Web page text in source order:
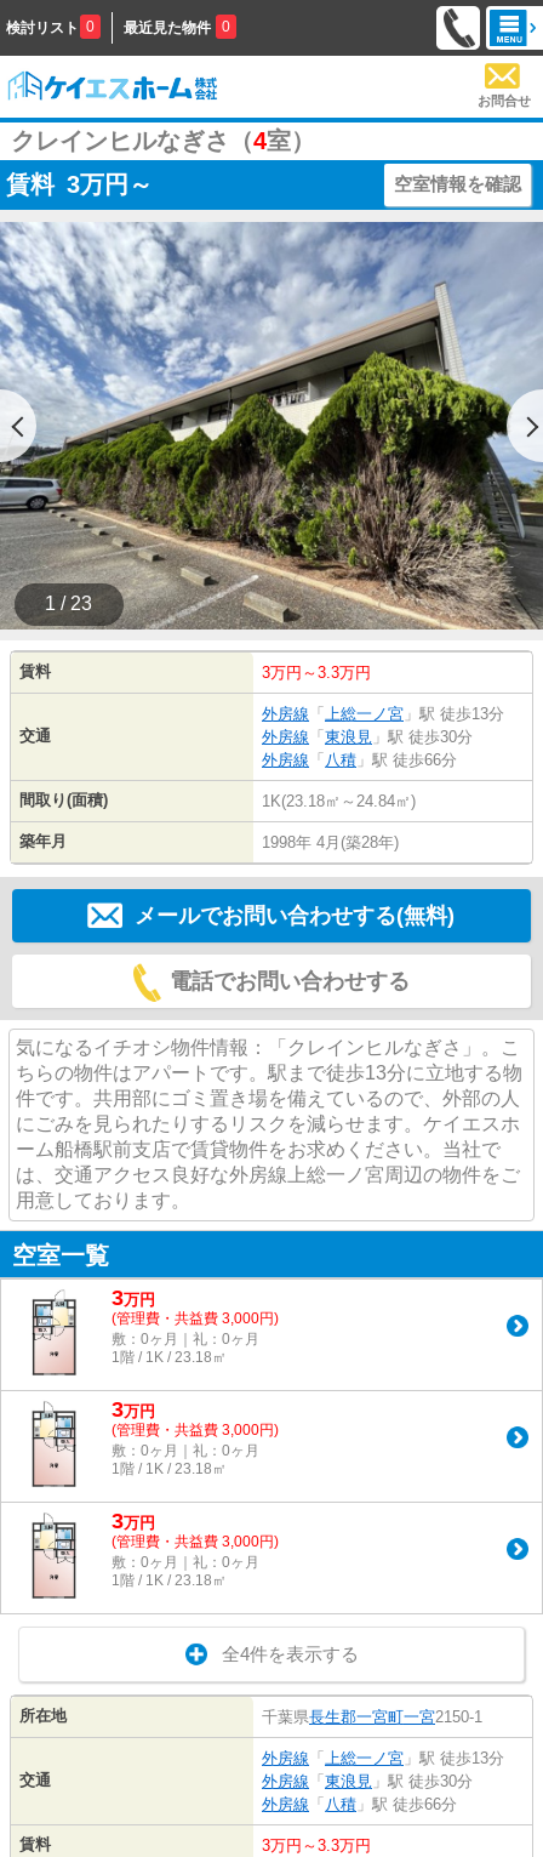
検討リスト 0 最近見た物件 0
お問合せ
クレインヒルなぎさ（4室）
賃料 3万円～ 空室情報を確認
1 / 23
賃料 3万円～3.3万円
交通
外房線 「 上総一ノ宮 」駅 徒歩13分
外房線 「 東浪見 」駅 徒歩30分
外房線 「 八積 」駅 徒歩66分
間取り(面積) 1K(23.18㎡～24.84㎡)
築年月 1998年 4月(築28年)
メールでお問い合わせする(無料)
電話でお問い合わせする
気になるイチオシ物件情報：「クレインヒルなぎさ」。こ
ちらの物件はアパートです。駅まで徒歩13分に立地する物
件です。共用部にゴミ置き場を備えているので、外部の人
にごみを見られたりするリスクを減らせます。ケイエスホ
ーム船橋駅前支店で賃貸物件をお求めください。当社で
は、交通アクセス良好な外房線上総一ノ宮周辺の物件をご
用意しております。
空室一覧
3万円
(管理費・共益費 3,000円)
敷：0ヶ月｜礼：0ヶ月
1階 / 1K / 23.18㎡
3万円
(管理費・共益費 3,000円)
敷：0ヶ月｜礼：0ヶ月
1階 / 1K / 23.18㎡
3万円
(管理費・共益費 3,000円)
敷：0ヶ月｜礼：0ヶ月
1階 / 1K / 23.18㎡
全4件を表示する
所在地 千葉県長生郡一宮町一宮2150-1
交通
外房線 「 上総一ノ宮 」駅 徒歩13分
外房線 「 東浪見 」駅 徒歩30分
外房線 「 八積 」駅 徒歩66分
賃料 3万円～3.3万円